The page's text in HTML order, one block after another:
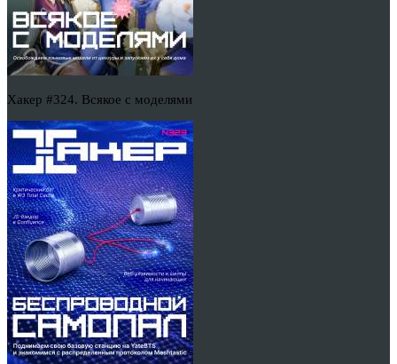
Хакер #324. Всякое с моделями